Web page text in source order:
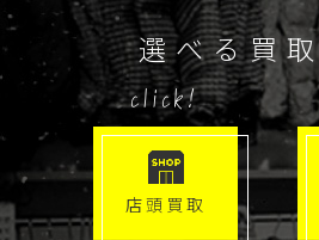
選べる買
click!
店頭買取